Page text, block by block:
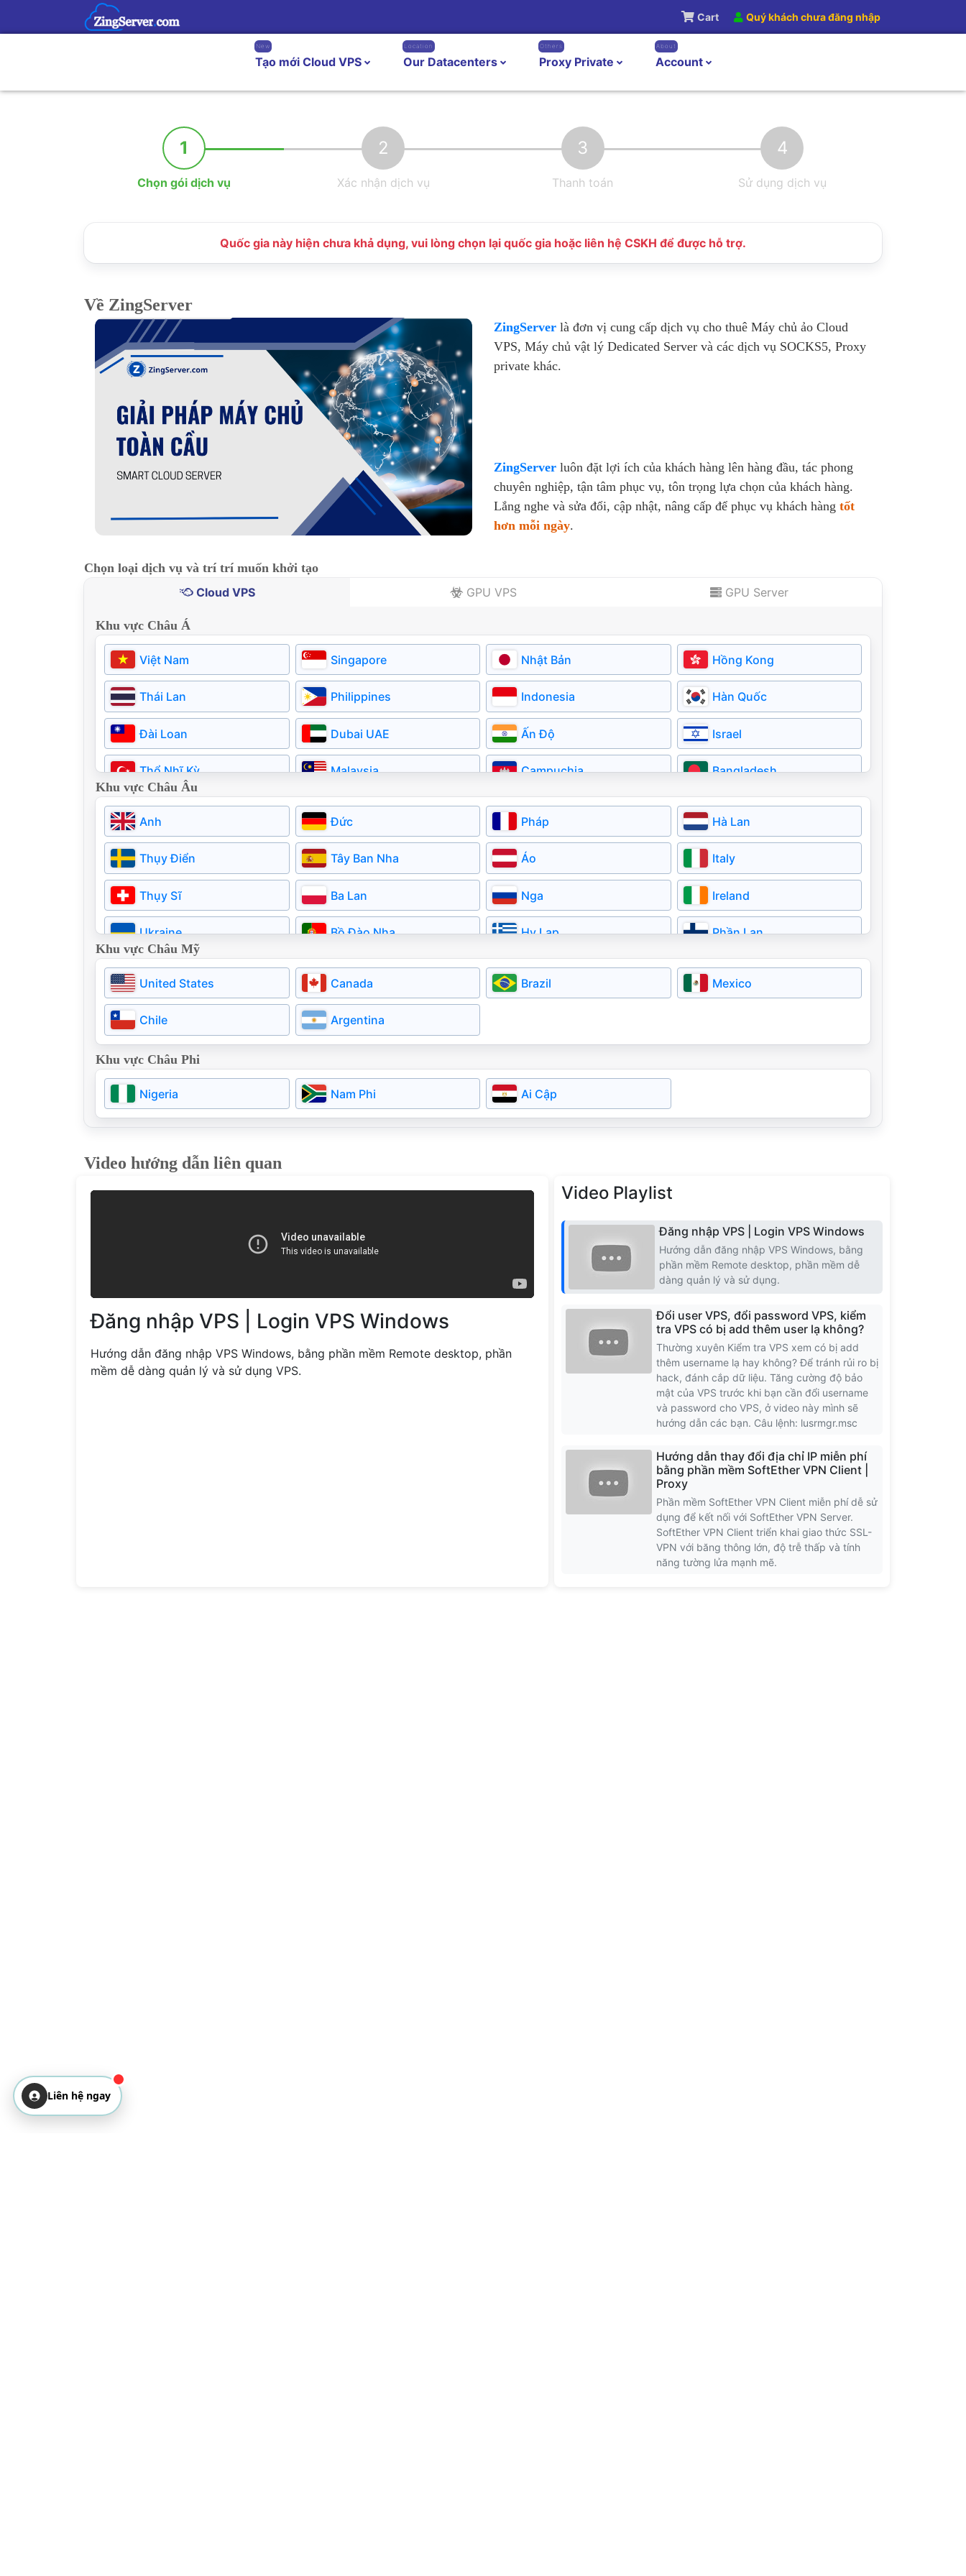
Cart Quý khách chưa đăng nhập
New
Tạo mới Cloud VPS
Location
Our Datacenters
Others
Proxy Private
About
Account
1
Chọn gói dịch vụ
2
Xác nhận dịch vụ
3
Thanh toán
4
Sử dụng dịch vụ
Quốc gia này hiện chưa khả dụng, vui lòng chọn lại quốc gia hoặc liên hệ CSKH để được hỗ trợ.
Về ZingServer
ZingServer là đơn vị cung cấp dịch vụ cho thuê Máy chủ ảo Cloud
VPS, Máy chủ vật lý Dedicated Server và các dịch vụ SOCKS5, Proxy
private khác.
ZingServer luôn đặt lợi ích của khách hàng lên hàng đầu, tác phong
chuyên nghiệp, tận tâm phục vụ, tôn trọng lựa chọn của khách hàng.
Lắng nghe và sửa đổi, cập nhật, nâng cấp để phục vụ khách hàng tốt
hơn mỗi ngày.
Chọn loại dịch vụ và trí trí muốn khởi tạo
Cloud VPS
GPU VPS GPU Server
Khu vực Châu Á
Việt Nam Singapore Nhật Bản Hồng Kong
Thái Lan Philippines Indonesia Hàn Quốc
Đài Loan Dubai UAE Ấn Độ Israel
Thổ Nhĩ Kỳ Malaysia Campuchia Bangladesh
Pakistan Myanmar Kazakhstan Bahrain
Khu vực Châu Âu
Anh Đức Pháp Hà Lan
Thụy Điển Tây Ban Nha Áo Italy
Thụy Sĩ Ba Lan Nga Ireland
Ukraine Bồ Đào Nha Hy Lạp Phần Lan
Estonia Đan Mạch Cộng Hóa Séc Romania
Na uy Latvia
Hungary Slovakia Serbia North Macedonia
Moldova Bulgaria
Khu vực Châu Mỹ
United States Canada Brazil Mexico
Chile Argentina
Khu vực Châu Phi
Nigeria Nam Phi Ai Cập
Video hướng dẫn liên quan
Đăng nhập VPS | Login VPS Windows
Hướng dẫn đăng nhập VPS Windows, bằng phần mềm Remote desktop, phần
mềm dễ dàng quản lý và sử dụng VPS.
Video Playlist
Đăng nhập VPS | Login VPS Windows
Hướng dẫn đăng nhập VPS Windows, bằng
phần mềm Remote desktop, phần mềm dễ
dàng quản lý và sử dụng.
Đổi user VPS, đổi password VPS, kiểm
tra VPS có bị add thêm user lạ không?
Thường xuyên Kiểm tra VPS xem có bị add
thêm username lạ hay không? Để tránh rủi ro bị
hack, đánh cắp dữ liệu. Tăng cường độ bảo
mật của VPS trước khi bạn cần đổi username
và password cho VPS, ở video này mình sẽ
hướng dẫn các bạn. Câu lệnh: lusrmgr.msc
Hướng dẫn thay đổi địa chỉ IP miễn phí
bằng phần mềm SoftEther VPN Client |
Proxy
Phần mềm SoftEther VPN Client miễn phí dễ sử
dụng để kết nối với SoftEther VPN Server.
SoftEther VPN Client triển khai giao thức SSL-
VPN với băng thông lớn, độ trễ thấp và tính
năng tường lửa mạnh mẽ.
Liên hệ ngay